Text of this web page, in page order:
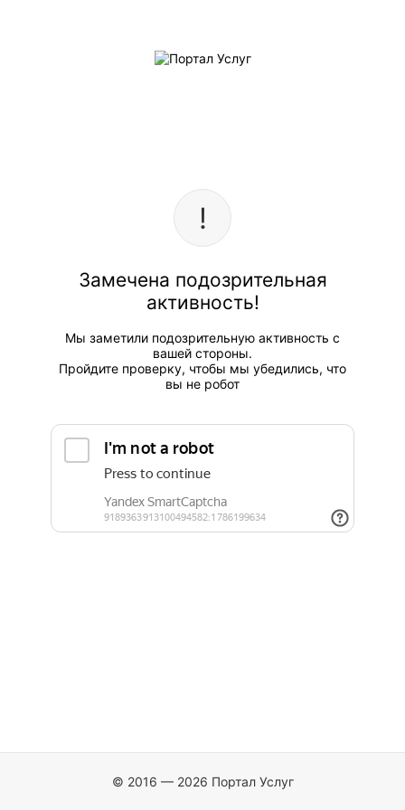
Замечена подозрительная
активность!
Мы заметили подозрительную активность с
вашей стороны.
Пройдите проверку, чтобы мы убедились, что
вы не робот
© 2016 — 2026 Портал Услуг